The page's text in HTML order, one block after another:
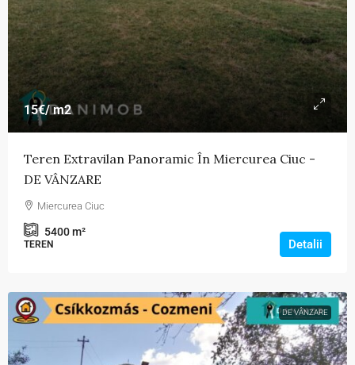
15€/ m2
Teren Extravilan Panoramic În Miercurea Ciuc -
DE VÂNZARE
Miercurea Ciuc
5400m²
TEREN Detalii
DE VÂNZARE